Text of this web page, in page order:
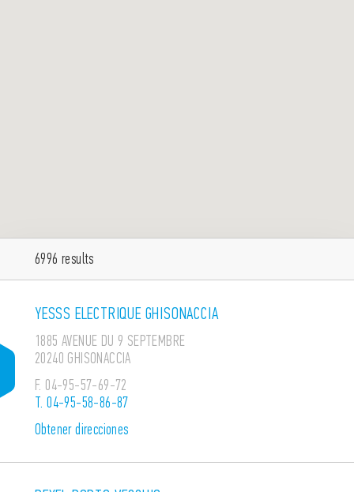
6996 results
YESSS ELECTRIQUE GHISONACCIA
1885 AVENUE DU 9 SEPTEMBRE
20240 GHISONACCIA
F. 04-95-57-69-72
T.04-95-58-86-87
Obtener direcciones